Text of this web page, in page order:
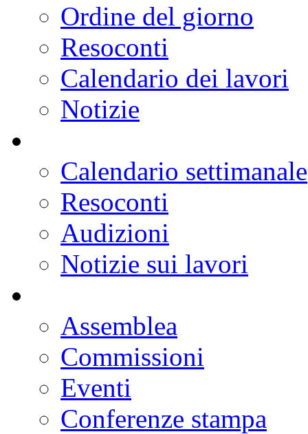
Ordine del giorno
Resoconti
Calendario dei lavori
Notizie
Calendario settimanale
Resoconti
Audizioni
Notizie sui lavori
Assemblea
Commissioni
Eventi
Conferenze stampa